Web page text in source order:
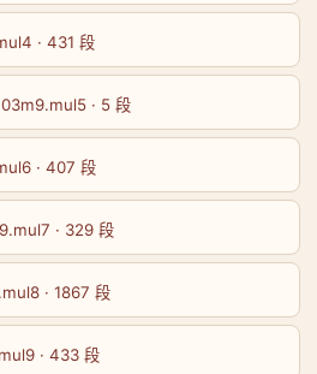
· 431 段
· 5 段
· 407 段
· 329 段
· 1867 段
· 433 段